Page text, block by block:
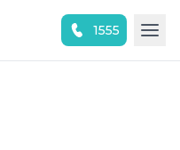
1555